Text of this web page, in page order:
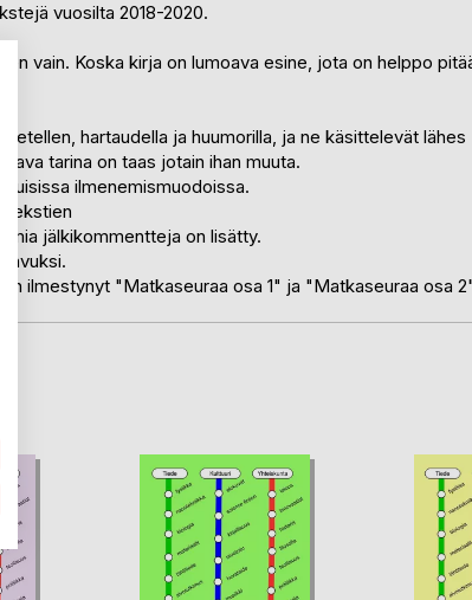
vuosilta 2018-2020.
vain. Koska kirja on lumoava esine, jota on helppo
hartaudella ja huumorilla, ja ne käsittelevät lähes
tarina on taas jotain ihan muuta.
ilmenemismuodoissa.
tekstien
jälkikommentteja on lisätty.
avuksi.
ilmestynyt "Matkaseuraa osa 1" ja "Matkaseuraa osa 2"